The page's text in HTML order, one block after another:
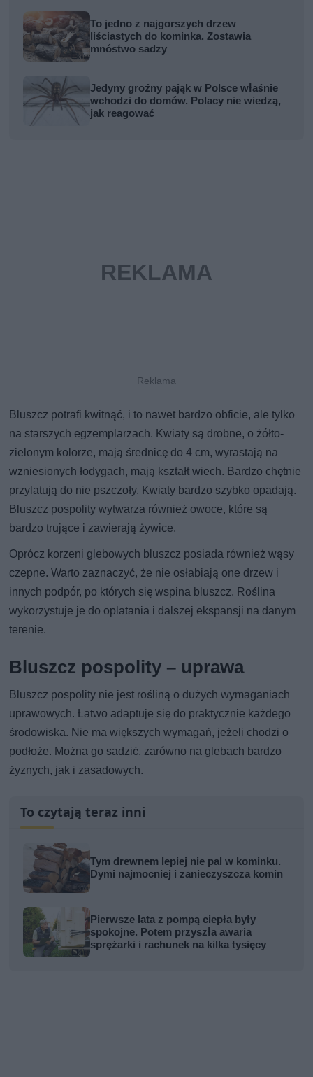
To jedno z najgorszych drzew
liściastych do kominka. Zostawia
mnóstwo sadzy
Jedyny groźny pająk w Polsce właśnie
wchodzi do domów. Polacy nie wiedzą,
jak reagować
Bluszcz potrafi kwitnąć, i to nawet bardzo obficie, ale tylko
na starszych egzemplarzach. Kwiaty są drobne, o żółto-
zielonym kolorze, mają średnicę do 4 cm, wyrastają na
wzniesionych łodygach, mają kształt wiech. Bardzo chętnie
przylatują do nie pszczoły. Kwiaty bardzo szybko opadają.
Bluszcz pospolity wytwarza również owoce, które są
bardzo trujące i zawierają żywice.
Oprócz korzeni glebowych bluszcz posiada również wąsy
czepne. Warto zaznaczyć, że nie osłabiają one drzew i
innych podpór, po których się wspina bluszcz. Roślina
wykorzystuje je do oplatania i dalszej ekspansji na danym
terenie.
Bluszcz pospolity – uprawa
Bluszcz pospolity nie jest rośliną o dużych wymaganiach
uprawowych. Łatwo adaptuje się do praktycznie każdego
środowiska. Nie ma większych wymagań, jeżeli chodzi o
podłoże. Można go sadzić, zarówno na glebach bardzo
żyznych, jak i zasadowych.
To czytają teraz inni
Tym drewnem lepiej nie pal w kominku.
Dymi najmocniej i zanieczyszcza komin
Pierwsze lata z pompą ciepła były
spokojne. Potem przyszła awaria
sprężarki i rachunek na kilka tysięcy